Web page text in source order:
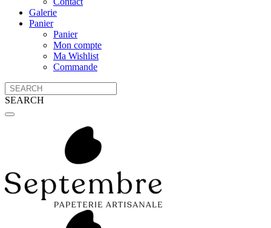
Galerie
Panier
Panier
Mon compte
Ma Wishlist
Commande
SEARCH